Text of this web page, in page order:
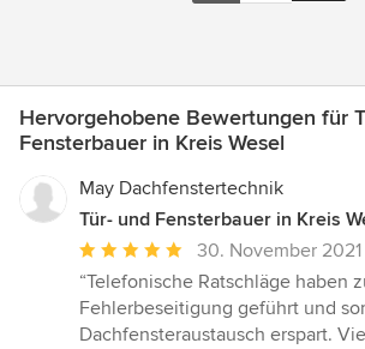
Hervorgehobene Bewertungen für
Fensterbauer in Kreis Wesel
May Dachfenstertechnik
Tür- und Fensterbauer in Kreis
Durchschnittliche
Bewertung:
5
von
30. November 2021
“Telefonische Ratschläge haben
Fehlerbeseitigung geführt und
Dachfensteraustausch erspart.